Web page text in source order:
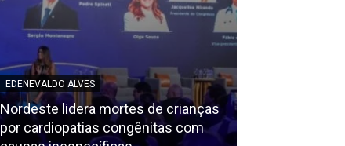
EDENEVALDO ALVES
Nordeste lidera mortes de crianças
por cardiopatias congênitas com